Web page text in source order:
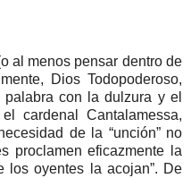
al menos pensar dentro de
Dios Todopoderoso,
con la dulzura y el
cardenal Cantalamessa,
de la “unción” no
proclamen eficazmente la
los oyentes la acojan”. De